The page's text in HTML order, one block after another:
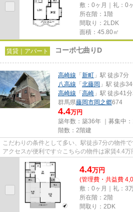
敷：0ヶ月｜礼：0
所在階：1階
間取り：2LDK
面積：45.80㎡
賃貸｜アパート コーポ七曲りD
高崎線 「 新町 」駅 徒歩7分
八高線 「 北藤岡 」駅 徒歩
高崎線 「 高崎 」駅 徒歩41
群馬県藤岡市岡之郷674
4.4万円
築年数：築36年 ｜募集中：
階数：2階建
こだわりの条件として多い、駅徒歩7分の物件
アクセスが便利です☆こちらの物件は家賃4.4
4.4万円
(管理費・共益費
敷：0ヶ月｜礼：3
所在階：2階
間取り：2DK